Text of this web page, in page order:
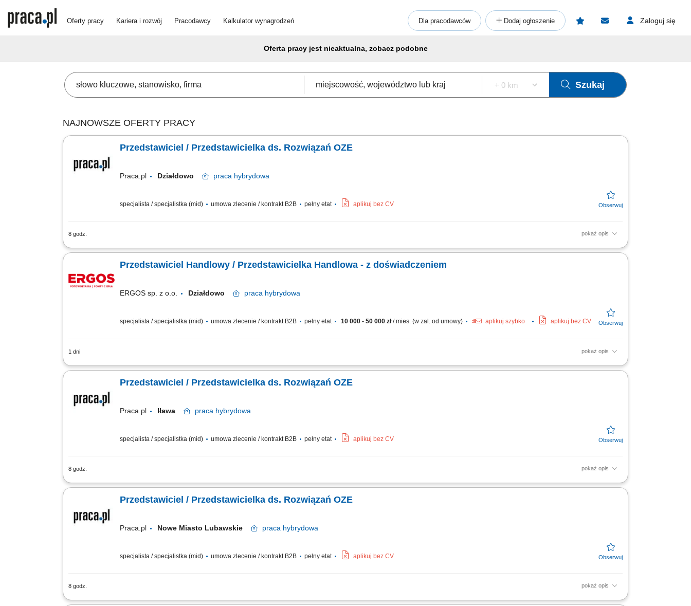
Oferty pracy Kariera i rozwój Pracodawcy Kalkulator wynagrodzeń Dla pracodawców Dodaj ogłoszenie Zaloguj się
Oferta pracy jest nieaktualna, zobacz podobne
Szukaj
NAJNOWSZE OFERTY PRACY
Przedstawiciel / Przedstawicielka ds. Rozwiązań OZE
Praca.pl Działdowo praca hybrydowa
specjalista / specjalistka (mid) umowa zlecenie / kontrakt B2B pełny etat aplikuj bez CV
8 godz. pokaż opis
Opis stanowiska sprzedaż rozwiązań z zakresu odnawialnych źródeł energii, prowadzenie spotkań z klientami i doradztwo w doborze odpowiednich produktów,
Przedstawiciel Handlowy / Przedstawicielka Handlowa - z doświadczeniem
ERGOS sp. z o.o. Działdowo praca hybrydowa
specjalista / specjalistka (mid) umowa zlecenie / kontrakt B2B pełny etat 10 000 - 50 000 zł/ mies. (w zal. od umowy) aplikuj szybko aplikuj bez CV
1 dni pokaż opis
Zakres obowiązków: Sprzedaż i doradztwo w zakresie rozwiązań OZE; Pozyskiwanie klientów i prowadzenie spotkań; Finalizacja umów i raportowanie działań;
Przedstawiciel / Przedstawicielka ds. Rozwiązań OZE
Praca.pl Iława praca hybrydowa
specjalista / specjalistka (mid) umowa zlecenie / kontrakt B2B pełny etat aplikuj bez CV
8 godz. pokaż opis
Opis stanowiska sprzedaż rozwiązań z zakresu odnawialnych źródeł energii, prowadzenie spotkań z klientami i doradztwo w doborze odpowiednich produktów,
Przedstawiciel / Przedstawicielka ds. Rozwiązań OZE
Praca.pl Nowe Miasto Lubawskie praca hybrydowa
specjalista / specjalistka (mid) umowa zlecenie / kontrakt B2B pełny etat aplikuj bez CV
8 godz. pokaż opis
Opis stanowiska sprzedaż rozwiązań z zakresu odnawialnych źródeł energii, prowadzenie spotkań z klientami i doradztwo w doborze odpowiednich produktów,